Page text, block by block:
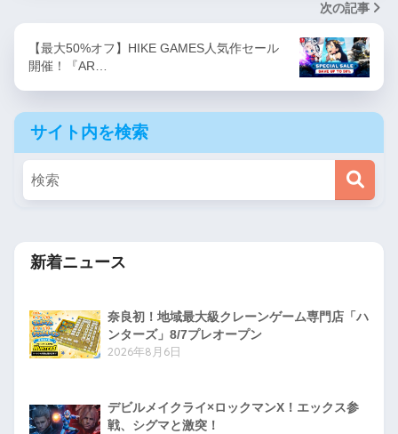
次の記事
【最大50%オフ】HIKE GAMES人気作セール
開催！『AR…
サイト内を検索
新着ニュース
奈良初！地域最大級クレーンゲーム専門店「ハ
ンターズ」8/7プレオープン
2026年8月6日
デビルメイクライ×ロックマンX！エックス参
戦、シグマと激突！